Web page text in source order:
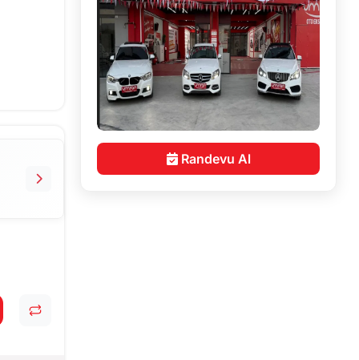
Randevu Al